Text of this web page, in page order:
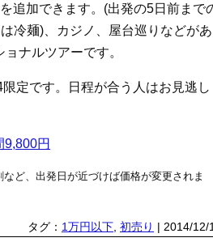
追加できます。(出発の5日前まで
冷麺)、カジノ、屋台巡りなどがあ
ナルツアーです。
定です。日程が合う人はお見逃し
円
ど、出発日が近づけば価格が変更されま
タグ： 1万円以下 初売り | 2014/12/